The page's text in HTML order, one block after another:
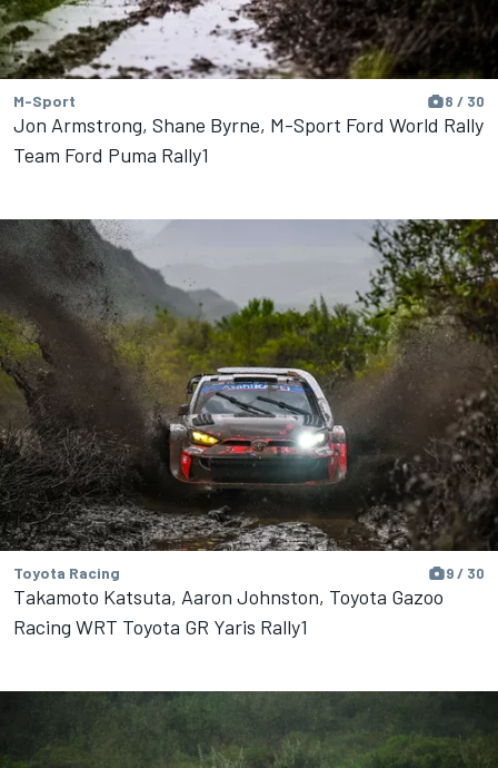
M-Sport 8 / 30
Jon Armstrong, Shane Byrne, M-Sport Ford World Rally
Team Ford Puma Rally1
Toyota Racing 9 / 30
Takamoto Katsuta, Aaron Johnston, Toyota Gazoo
Racing WRT Toyota GR Yaris Rally1